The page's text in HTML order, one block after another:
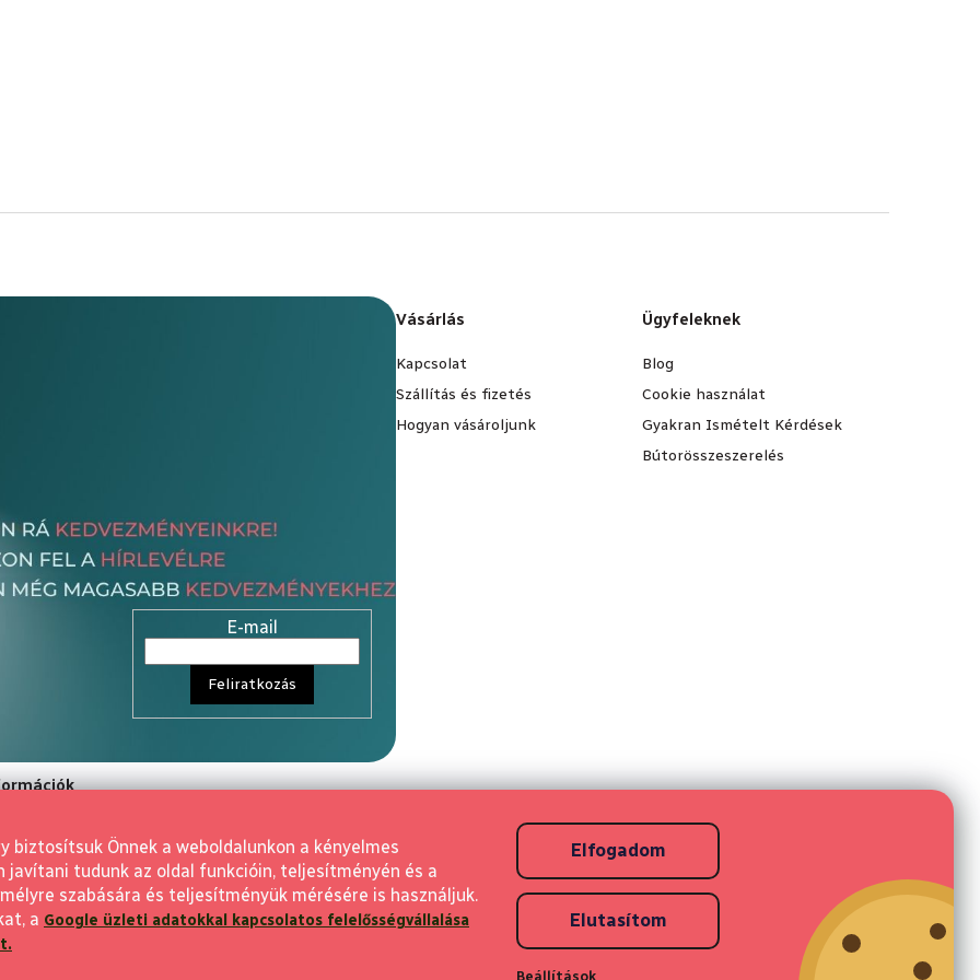
biztosítsuk Önnek a weboldalunkon a kényelmes
javítani tudunk az oldal funkcióin, teljesítményén és a
szabására és teljesítményük mérésére is használjuk.
a Google üzleti adatokkal kapcsolatos felelősségvállalása
Beállítások
Elutasítom
Elfogadom
E-mail
Feliratkozás
Vásárlás
Kapcsolat
Szállítás és fizetés
Hogyan vásároljunk
Ügyfeleknek
Blog
Cookie használat
Gyakran Ismételt Kérdések
Bútorösszeszerelés
elállás
visszaküldés